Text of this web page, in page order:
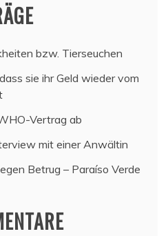
bzw. Tierseuchen
sie ihr Geld wieder vom
Vertrag ab
mit einer Anwältin
Betrug – Paraíso Verde